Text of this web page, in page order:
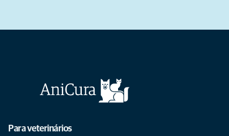
Para veterinários